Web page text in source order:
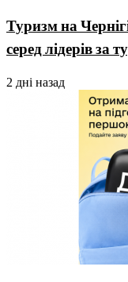
Туризм на
серед лідерів за
2 дні назад